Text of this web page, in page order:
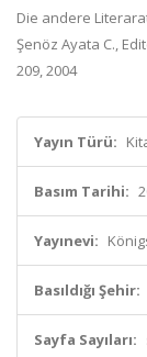
Die andere
Şenöz Ayata C.,
209, 2004
Yayın Türü:
Basım Tarihi:
Yayınevi:
Basıldığı Şehir:
Sayfa Sayıları: